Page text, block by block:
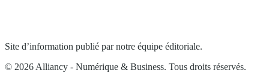
Site d’information publié par notre équipe éditoriale.
© 2026 Alliancy - Numérique & Business. Tous droits réservés.